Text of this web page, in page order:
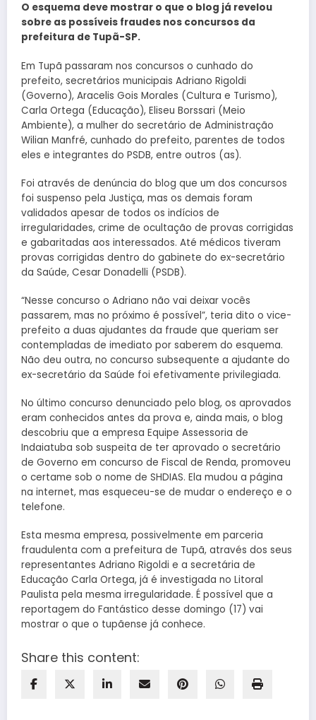
O esquema deve mostrar o que o blog já revelou
sobre as possíveis fraudes nos concursos da
prefeitura de Tupã-SP.
Em Tupã passaram nos concursos o cunhado do
prefeito, secretários municipais Adriano Rigoldi
(Governo), Aracelis Gois Morales (Cultura e Turismo),
Carla Ortega (Educação), Eliseu Borssari (Meio
Ambiente), a mulher do secretário de Administração
Wilian Manfré, cunhado do prefeito, parentes de todos
eles e integrantes do PSDB, entre outros (as).
Foi através de denúncia do blog que um dos concursos
foi suspenso pela Justiça, mas os demais foram
validados apesar de todos os indícios de
irregularidades, crime de ocultação de provas corrigidas
e gabaritadas aos interessados. Até médicos tiveram
provas corrigidas dentro do gabinete do ex-secretário
da Saúde, Cesar Donadelli (PSDB).
“Nesse concurso o Adriano não vai deixar vocês
passarem, mas no próximo é possível”, teria dito o vice-
prefeito a duas ajudantes da fraude que queriam ser
contempladas de imediato por saberem do esquema.
Não deu outra, no concurso subsequente a ajudante do
ex-secretário da Saúde foi efetivamente privilegiada.
No último concurso denunciado pelo blog, os aprovados
eram conhecidos antes da prova e, ainda mais, o blog
descobriu que a empresa Equipe Assessoria de
Indaiatuba sob suspeita de ter aprovado o secretário
de Governo em concurso de Fiscal de Renda, promoveu
o certame sob o nome de SHDIAS. Ela mudou a página
na internet, mas esqueceu-se de mudar o endereço e o
telefone.
Esta mesma empresa, possivelmente em parceria
fraudulenta com a prefeitura de Tupã, através dos seus
representantes Adriano Rigoldi e a secretária de
Educação Carla Ortega, já é investigada no Litoral
Paulista pela mesma irregularidade. É possível que a
reportagem do Fantástico desse domingo (17) vai
mostrar o que o tupãense já conhece.
Share this content: